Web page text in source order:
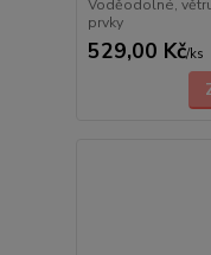
Voděodolné,
prvky
529,00 Kč/ks